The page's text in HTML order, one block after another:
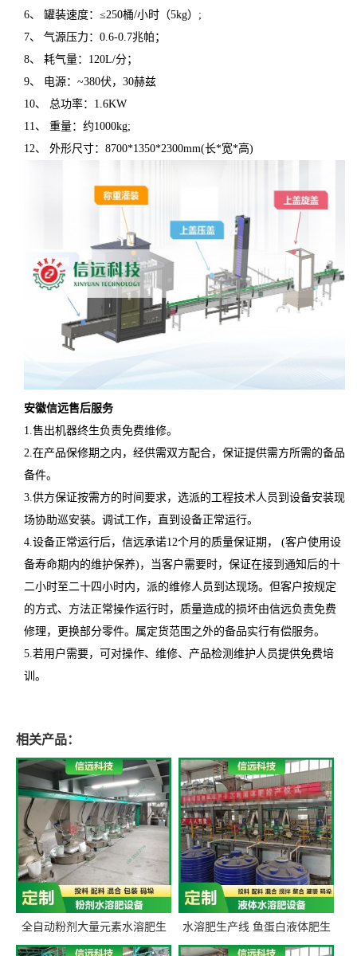
6、 罐装速度：≤250桶/小时（5kg）;
7、 气源压力：0.6-0.7兆帕；
8、 耗气量：120L/分；
9、 电源：~380伏，30赫兹
10、 总功率：1.6KW
11、 重量：约1000kg;
12、 外形尺寸：8700*1350*2300mm(长*宽*高)
安徽信远售后服务
1.售出机器终生负责免费维修。
2.在产品保修期之内，经供需双方配合，保证提供需方所需的备品
备件。
3.供方保证按需方的时间要求，选派的工程技术人员到设备安装现
场协助巡安装。调试工作，直到设备正常运行。
4.设备正常运行后，信远承诺12个月的质量保证期， (客户使用设
备寿命期内的维护保养)，当客户需要时，保证在接到通知后的十
二小时至二十四小时内，派的维修人员到达现场。但客户按规定
的方式、方法正常操作运行时，质量造成的损坏由信远负责免费
修理，更换部分零件。属定货范围之外的备品实行有偿服务。
5.若用户需要，可对操作、维修、产品检测维护人员提供免费培
训。
相关产品：
全自动粉剂大量元素水溶肥生
产设备 信远科技肥料生产设备
水溶肥生产线 鱼蛋白液体肥生
产设备 氨基酸液态肥全套设备